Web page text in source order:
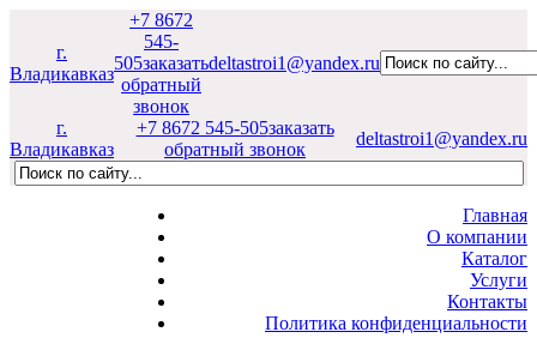
г.
Владикавказ
+7 8672
545-
505заказать
обратный
звонок
deltastroi1@yandex.ru
г.
Владикавказ
+7 8672 545-505заказать
обратный звонок
deltastroi1@yandex.ru
Главная
О компании
Каталог
Услуги
Контакты
Политика конфиденциальности